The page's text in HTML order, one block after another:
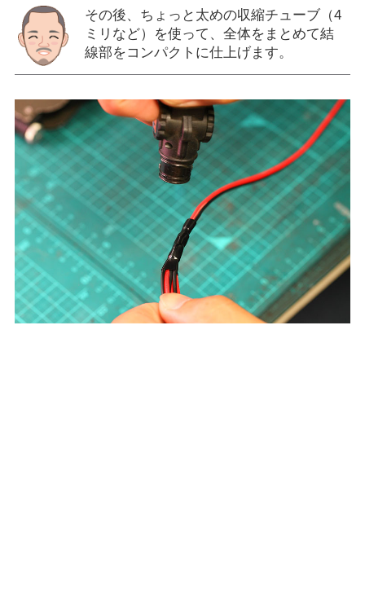
その後、ちょっと太めの収縮チューブ（4
ミリなど）を使って、全体をまとめて結
線部をコンパクトに仕上げます。